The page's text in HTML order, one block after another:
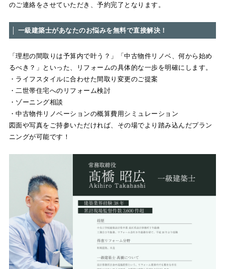
のご連絡をさせていただき、予約完了となります。
│ 一級建築士があなたのお悩みを無料で直接解決！
「理想の間取りは予算内で叶う？」「中古物件リノベ、何から始め
るべき？」といった、リフォームの具体的な一歩を明確にします。
・ライフスタイルに合わせた間取り変更のご提案
・二世帯住宅へのリフォーム検討
・ゾーニング相談
・中古物件リノベーションの概算費用シミュレーション
図面や写真をご持参いただければ、その場でより踏み込んだプラン
ニングが可能です！